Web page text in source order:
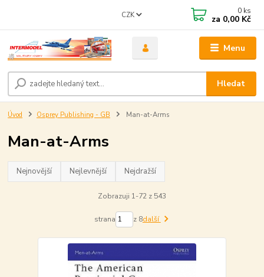
Menu
CZK
Hledat
0 ks
za 0,00 Kč
Úvod Osprey Publishing - GB Man-at-Arms
Man-at-Arms
Nejnovější Nejlevnější Nejdražší
Zobrazuji 1-72 z 543
strana z 8další